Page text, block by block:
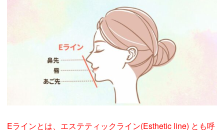
Eラインとは、エステティックライン(Esthetic line) とも呼